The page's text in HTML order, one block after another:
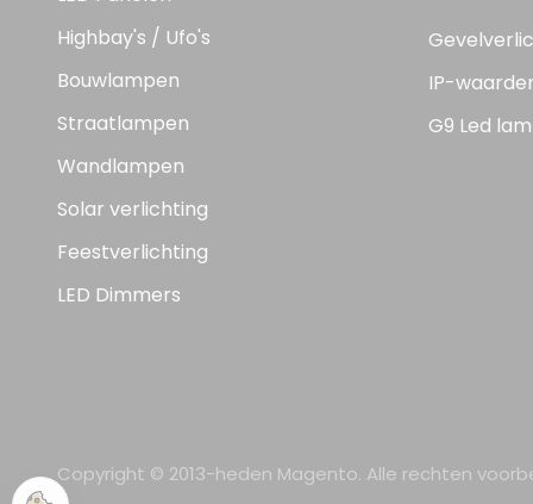
Highbay's / Ufo's
Bouwlampen
Straatlampen
Wandlampen
Solar verlichting
Feestverlichting
LED Dimmers
IP-
G9 Led
Copyright © 2013-heden Magento. Alle rechten